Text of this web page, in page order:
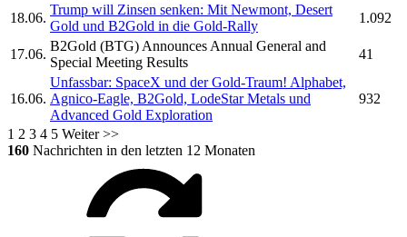
18.06.
Trump will Zinsen senken: Mit Newmont, Desert
Gold und B2Gold in die Gold-Rally
1.092
17.06.
B2Gold (BTG) Announces Annual General and
Special Meeting Results
41
16.06.
Unfassbar: SpaceX und der Gold-Traum! Alphabet,
Agnico-Eagle, B2Gold, LodeStar Metals und
Advanced Gold Exploration
932
1 2 3 4 5 Weiter >>
160 Nachrichten in den letzten 12 Monaten